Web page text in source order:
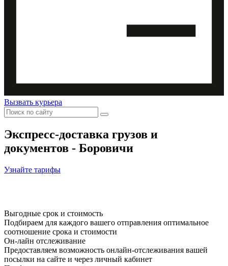
Вызвать курьера
Экспресс-доставка грузов и
документов - Боровичи
Узнайте тарифы
Выгодные срок и стоимость
Подбираем для каждого вашего отправления оптимальное
соотношение срока и стоимости
Он-лайн отслеживание
Предоставляем возможность онлайн-отслеживания вашей
посылки на сайте и через личный кабинет